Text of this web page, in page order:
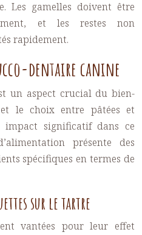
Les gamelles doivent être
et les restes non
rapidement.
dentaire canine
un aspect crucial du bien-
le choix entre pâtées et
significatif dans ce
présente des
spécifiques en termes de
sur le tartre
vantées pour leur effet